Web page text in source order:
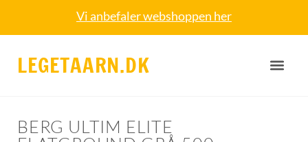
Vi anbefaler webshoppen her
LEGETAARN.DK
BERG ULTIM ELITE